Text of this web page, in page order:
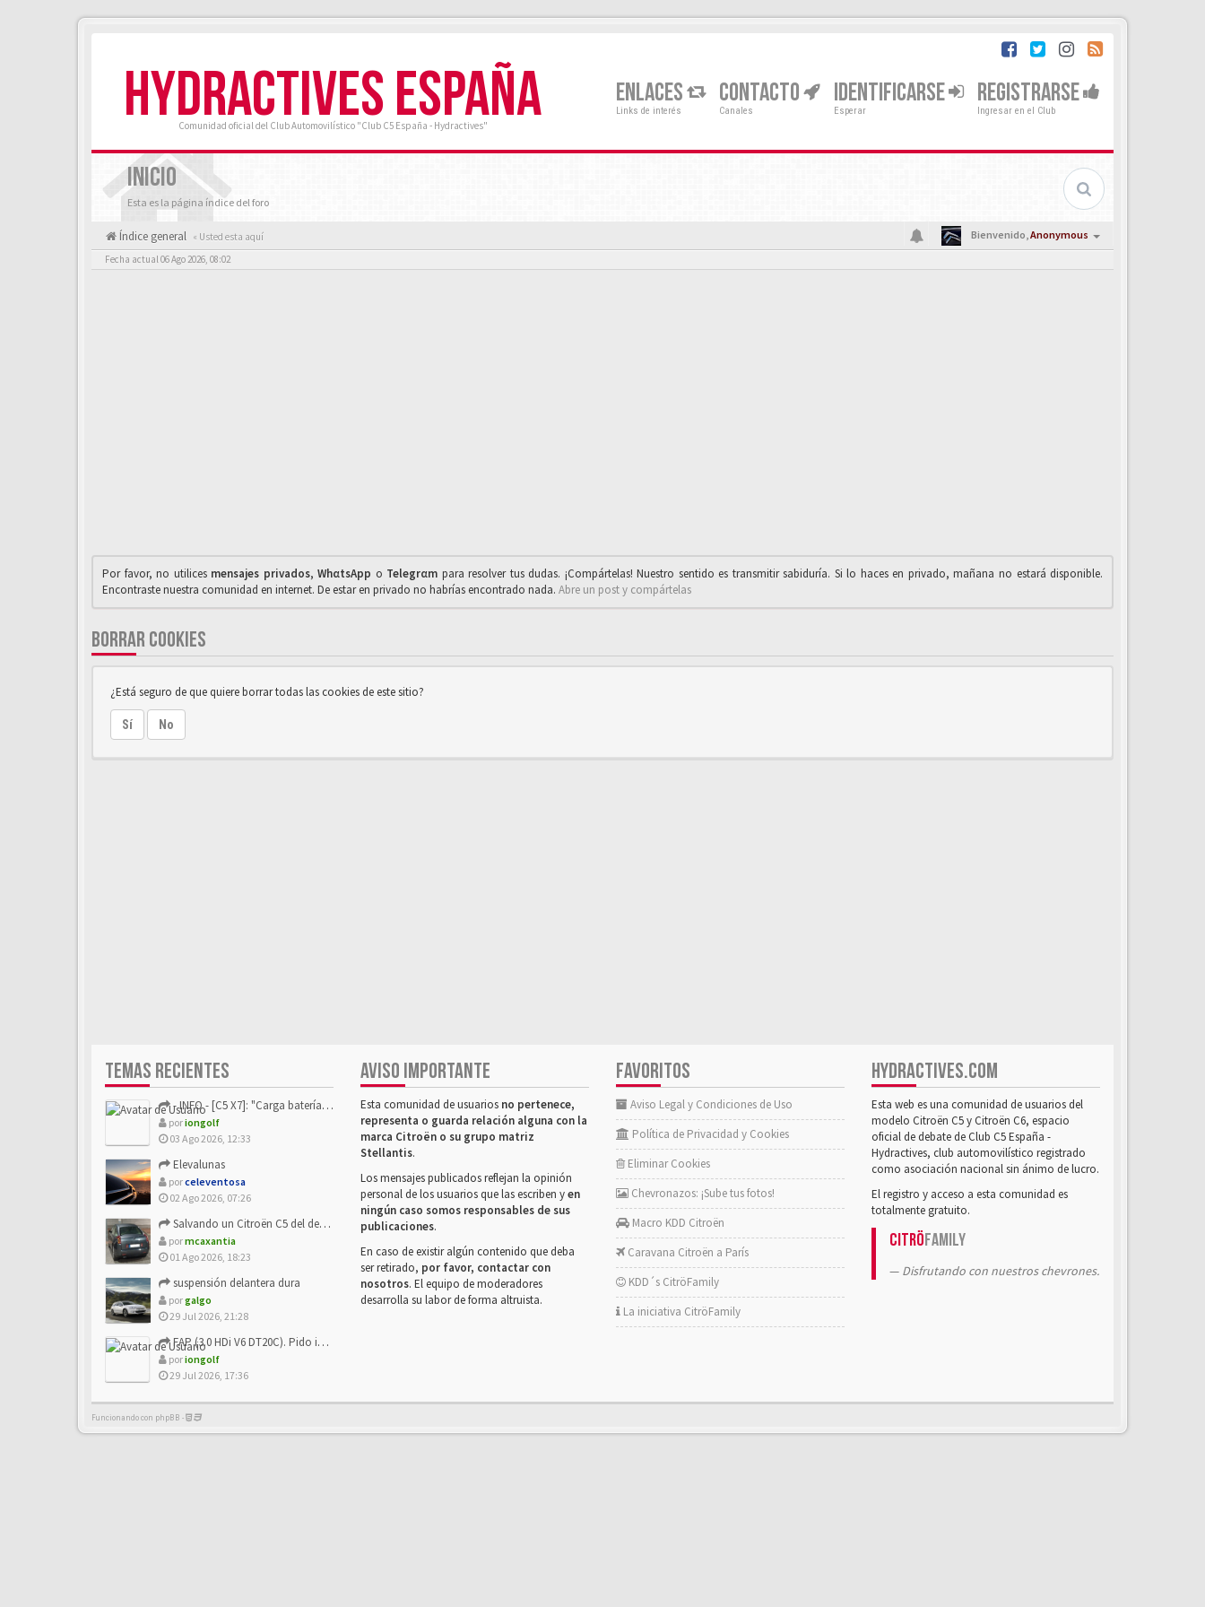
HYDRACTIVES ESPAÑA
Comunidad oficial del Club Automovilístico "Club C5 España - Hydractives"
ENLACES
Links de interés
CONTACTO
Canales
IDENTIFICARSE
Esperar
REGISTRARSE
Ingresar en el Club
INICIO
Esta es la página índice del foro
Índice general « Usted esta aquí Bienvenido,Anonymous
Fecha actual 06 Ago 2026, 08:02
Por favor, no utilices mensajes privados,WhαtsApp o Telegrαm para resolver tus dudas. ¡Compártelas! Nuestro sentido es transmitir sabiduría. Si lo haces en privado, mañana no estará disponible.
Encontraste nuestra comunidad en internet. De estar en privado no habrías encontrado nada. Abre un post y compártelas
BORRAR COOKIES
¿Está seguro de que quiere borrar todas las cookies de este sitio?
Sí No
TEMAS RECIENTES
- INFO - [C5 X7]: "Carga batería o alimentación eléctri...
poriongolf
03 Ago 2026, 12:33
Elevalunas
porceleventosa
02 Ago 2026, 07:26
Salvando un Citroën C5 del desguace: Presentación y seguimiento
pormcaxantia
01 Ago 2026, 18:23
suspensión delantera dura
porgalgo
29 Jul 2026, 21:28
FAP (3.0 HDi V6 DT20C). Pido info sobre su sustitución
poriongolf
29 Jul 2026, 17:36
AVISO IMPORTANTE
Esta comunidad de usuarios no pertenece,
representa o guarda relación alguna con la
marca Citroën o su grupo matriz
Stellantis.
Los mensajes publicados reflejan la opinión
personal de los usuarios que las escriben yen
ningún caso somos responsables de sus
publicaciones.
En caso de existir algún contenido que deba
ser retirado, por favor, contactar con
nosotros. El equipo de moderadores
desarrolla su labor de forma altruista.
FAVORITOS
Aviso Legal y Condiciones de Uso
Política de Privacidad y Cookies
Eliminar Cookies
Chevronazos: ¡Sube tus fotos!
Macro KDD Citroën
Caravana Citroën a París
KDD´s CitröFamily
La iniciativa CitröFamily
HYDRACTIVES.COM
Esta web es una comunidad de usuarios del
modelo Citroën C5 y Citroën C6, espacio
oficial de debate de Club C5 España -
Hydractives, club automovilístico registrado
como asociación nacional sin ánimo de lucro.
El registro y acceso a esta comunidad es
totalmente gratuito.
CitröFamily
Disfrutando con nuestros chevrones.
Funcionando con phpBB -